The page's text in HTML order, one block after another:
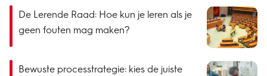
De Lerende Raad: Hoe kun je leren als je
geen fouten mag maken?
Bewuste processtrategie: kies de juiste